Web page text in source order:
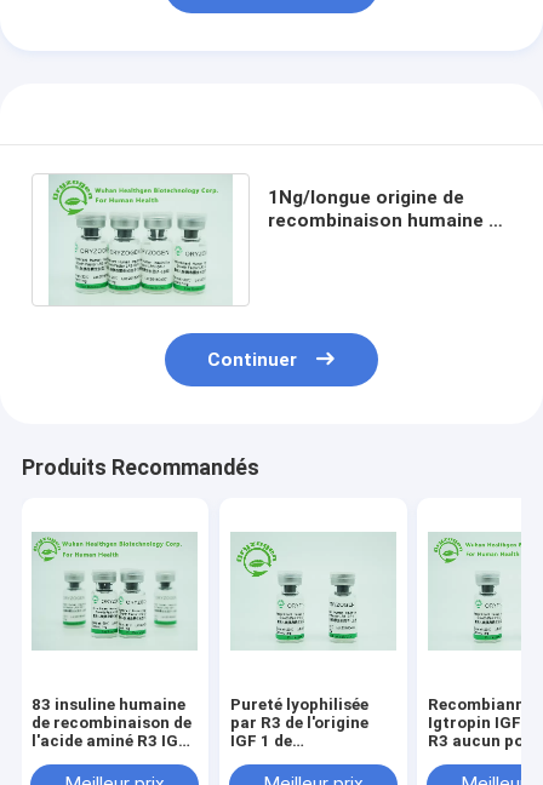
1Ng/longue origine de
recombinaison humaine de
Continuer
Produits Recommandés
83 insuline humaine
de recombinaison de
l'acide aminé R3 IGF
comme le facteur de
Pureté lyophilisée
par R3 de l'origine
IGF 1 de
longue plus
Recombiannt
Igtropin IGF 1
R3 aucun
composant